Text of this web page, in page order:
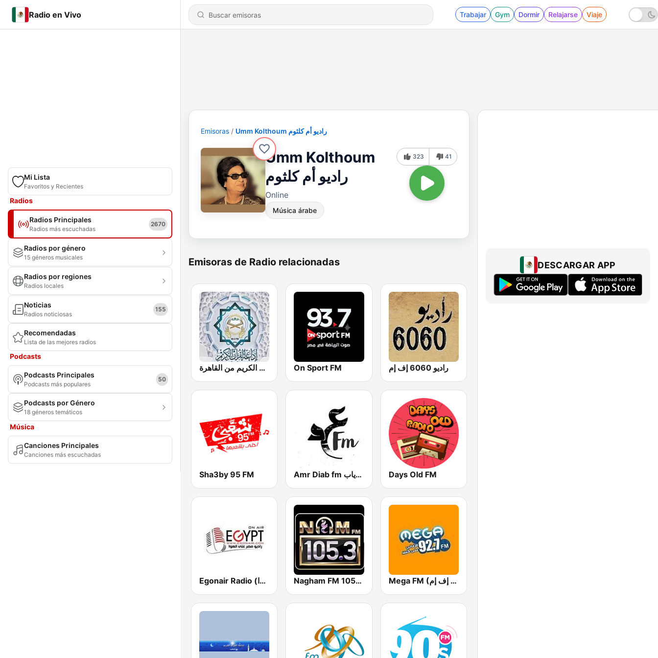
Radio en Vivo Trabajar Gym Dormir Relajarse Viaje
Mi Lista
Favoritos y Recientes
Radios
Radios Principales
Radios más escuchadas
2670
Radios por género
15 géneros musicales
Radios por regiones
Radios locales
Noticias
Radios noticiosas
155
Recomendadas
Lista de las mejores radios
Podcasts
Podcasts Principales
Podcasts más populares
50
Podcasts por Género
18 géneros temáticos
Música
Canciones Principales
Canciones más escuchadas
Emisoras Umm Kolthoum راديو أم كلثوم
Umm Kolthoum
راديو أم كلثوم
Online
Música árabe
323 41
Emisoras de Radio relacionadas
إذاعة القرآن الكريم من القاهرة On Sport FM راديو 6060 إف إم
Sha3by 95 FM Amr Diab fm عمرو دياب Days Old FM
Egonair Radio (راديو مصر على الهوا) Nagham FM 105.3 (نغم إف إم) Mega FM (ميجا إف إم)
DESCARGAR APP